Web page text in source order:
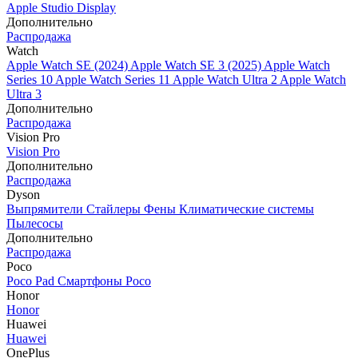
Apple Studio Display
Дополнительно
Распродажа
Watch
Apple Watch SE (2024) Apple Watch SE 3 (2025) Apple Watch
Series 10 Apple Watch Series 11 Apple Watch Ultra 2 Apple Watch
Ultra 3
Дополнительно
Распродажа
Vision Pro
Vision Pro
Дополнительно
Распродажа
Dyson
Выпрямители Стайлеры Фены Климатические системы
Пылесосы
Дополнительно
Распродажа
Poco
Poco Pad Смартфоны Poco
Honor
Honor
Huawei
Huawei
OnePlus